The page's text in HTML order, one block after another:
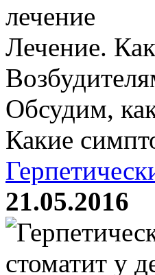
Лечение.
Обсудим,
Какие
21.05.2016